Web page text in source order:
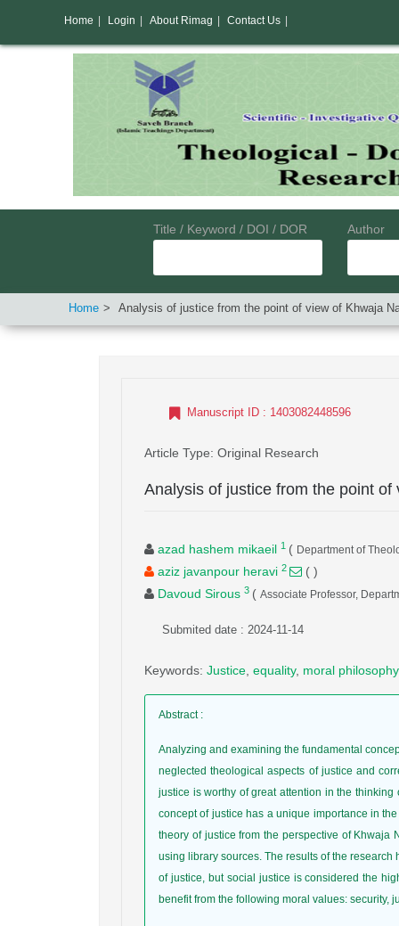
Title / Keyword / DOI / DOR Author
Home Analysis of justice from the point of view of Khwaja
Manuscript ID : 1403082448596
Article Type: Original Research
Analysis of justice from the point
azad hashem mikaeil 1 ( Department of
aziz javanpour heravi 2 ( )
Davoud Sirous 3 ( Associate Professor,
Submited date : 2024-11-14
Keywords: Justice equality, moral philosophy
Abstract:
Analyzing and examining the fundamental
neglected theological aspects of justice and
justice is worthy of great attention in the
concept of justice has a unique importance in
theory of justice from the perspective of Khwaja
using library sources. The results of the
of justice, but social justice is considered the
benefit from the following moral values: security,
Home Login About Rimag Contact Us